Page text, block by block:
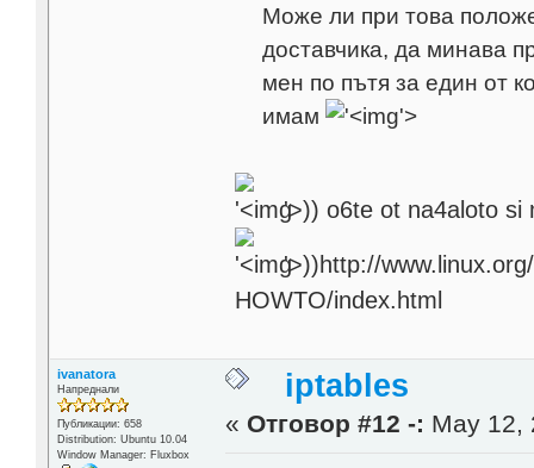
Може ли при това
доставчика, да минава
мен по пътя за един от
имам
'>
'>)) o6te ot na4aloto si
'>))http://
HOWTO/index.html
ivanatora
Напреднали
Публикации: 658
Distribution: Ubuntu 10.04
Window Manager: Fluxbox
iptables
« Отговор #12 -: May 12,